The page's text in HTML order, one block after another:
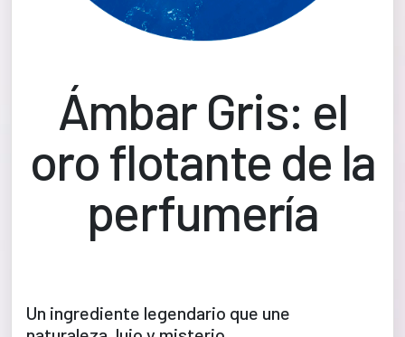
Ámbar Gris: el
oro flotante de la
perfumería
Un ingrediente legendario que une